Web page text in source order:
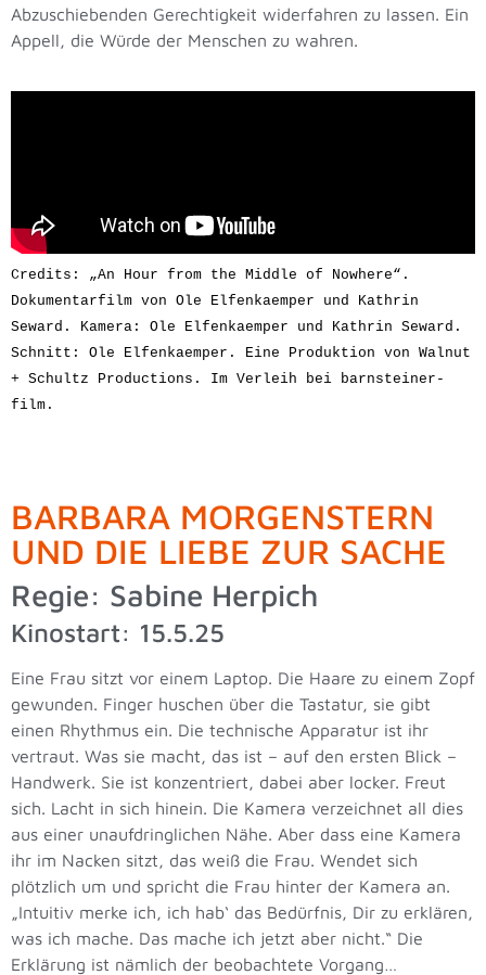
Abzuschiebenden Gerechtigkeit widerfahren zu lassen. Ein
Appell, die Würde der Menschen zu wahren.
Credits: „An Hour from the Middle of Nowhere“.
Dokumentarfilm von Ole Elfenkaemper und Kathrin
Seward. Kamera: Ole Elfenkaemper und Kathrin Seward.
Schnitt: Ole Elfenkaemper. Eine Produktion von Walnut
+ Schultz Productions. Im Verleih bei barnsteiner-
film.
BARBARA MORGENSTERN
UND DIE LIEBE ZUR SACHE
Regie: Sabine Herpich
Kinostart: 15.5.25
Eine Frau sitzt vor einem Laptop. Die Haare zu einem Zopf
gewunden. Finger huschen über die Tastatur, sie gibt
einen Rhythmus ein. Die technische Apparatur ist ihr
vertraut. Was sie macht, das ist – auf den ersten Blick –
Handwerk. Sie ist konzentriert, dabei aber locker. Freut
sich. Lacht in sich hinein. Die Kamera verzeichnet all dies
aus einer unaufdringlichen Nähe. Aber dass eine Kamera
ihr im Nacken sitzt, das weiß die Frau. Wendet sich
plötzlich um und spricht die Frau hinter der Kamera an.
„Intuitiv merke ich, ich hab‘ das Bedürfnis, Dir zu erklären,
was ich mache. Das mache ich jetzt aber nicht.“ Die
Erklärung ist nämlich der beobachtete Vorgang…